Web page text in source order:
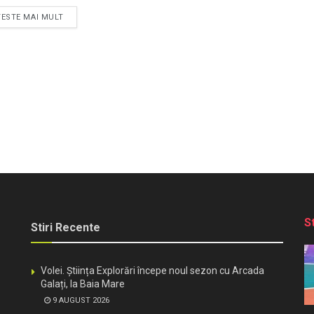
MAI MULT
Stiri Recente
Volei. Știința Explorări începe noul sezon cu Arcada
Galați, la Baia Mare
9 AUGUST 2026